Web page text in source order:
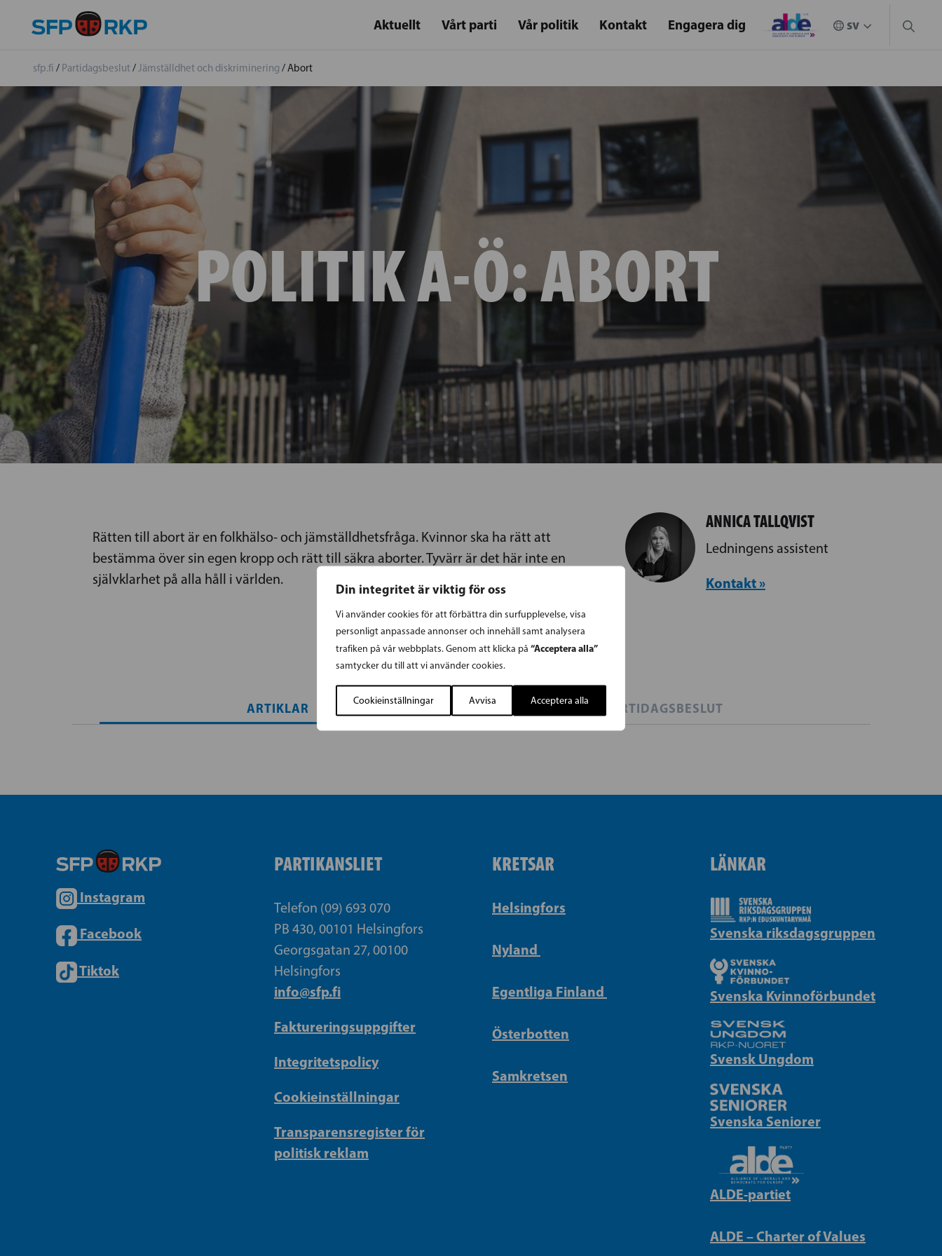
Din integritet är viktig för oss
Vi använder cookies för att förbättra din surfupplevelse, visa
personligt anpassade annonser och innehåll samt analysera
trafiken på vår webbplats. Genom att klicka på “Acceptera alla”
samtycker du till att vi använder cookies.
Cookieinställningar Avvisa Acceptera alla
Aktuellt Vårt parti Vår politik Kontakt Engagera dig
sfp.fi / Partidagsbeslut/Jämställdhet och diskriminering /Abort
POLITIK A-Ö:ABORT
Rätten till abort är en folkhälso- och jämställdhetsfråga. Kvinnor ska ha rätt att
bestämma över sin egen kropp och rätt till säkra aborter. Tyvärr är det här inte en
självklarhet på alla håll i världen.
ANNICA TALLQVIST
Ledningens assistent
Kontakt »
ARTIKLAR PARTIDAGSBESLUT
Instagram
Facebook
Tiktok
PARTIKANSLIET
Telefon (09) 693 070
PB 430, 00101 Helsingfors
Georgsgatan 27, 00100
Helsingfors
info@sfp.fi
Faktureringsuppgifter
Integritetspolicy
Cookieinställningar
Transparensregister för
politisk reklam
KRETSAR
Helsingfors
Nyland
Egentliga Finland
Österbotten
Samkretsen
LÄNKAR
Svenska riksdagsgruppen
Svenska Kvinnoförbundet
Svensk Ungdom
Svenska Seniorer
ALDE-partiet
ALDE – Charter of Values